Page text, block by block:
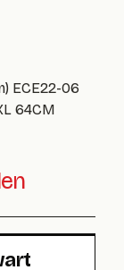
ECE22-06
64CM